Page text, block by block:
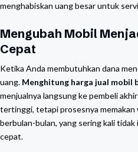
menghabiskan uang besar untuk
Mengubah Mobil
Cepat
Ketika Anda membutuhkan dana
uang. Menghitung harga jual mobil
menjualnya langsung ke pembeli
tertinggi, tetapi prosesnya
berbulan-bulan, yang sering kali
cepat.